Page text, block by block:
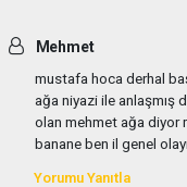
Mehmet
mustafa hoca derhal
ağa niyazi ile anlaşmış
olan mehmet ağa diyor
banane ben il genel
Yorumu Yanıtla